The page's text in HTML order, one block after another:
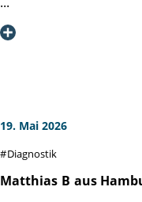
19. Mai 2026
Diagnostik
Matthias B aus